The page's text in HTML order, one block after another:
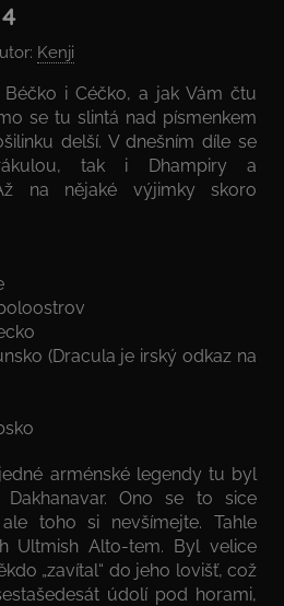
Kenji
i Céčko, a jak Vám čtu
se tu slintá nad písmenkem
delší. V dnešním díle se
tak i Dhampiry a
na nějaké výjimky skoro
(Dracula je irský odkaz na
arménské legendy tu byl
Ono se to sice
toho si nevšímejte. Tahle
Ultmish Alto-tem. Byl velice
„zavítal“ do jeho lovišť, což
údolí pod horami,